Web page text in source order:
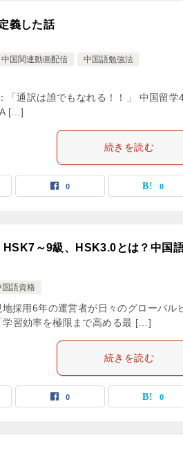
義した話
中国関連動画配信
中国語勉強法
「通訳は誰でもなれる！！」 中国留学
A […]
続きを読む
0 0
～9級、HSK3.0とは？中国
国語資格
採用6年の運営者が日々のグローバル
学習効率を極限まで高める最 […]
続きを読む
0 0